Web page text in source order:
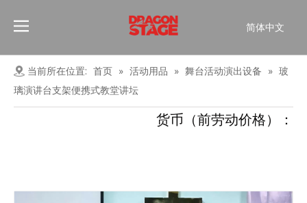
简体中文
Pусский
Français
العربية
当前所在位置: 首页 » 活动用品 » 舞台活动演出设备 » 玻
璃演讲台支架便携式教堂讲坛
货币（前劳动价格）：